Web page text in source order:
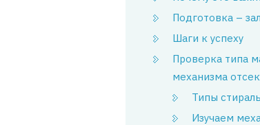
Подготовка –
Шаги к успеху
Проверка типа
механизма
Типы
Изучаем